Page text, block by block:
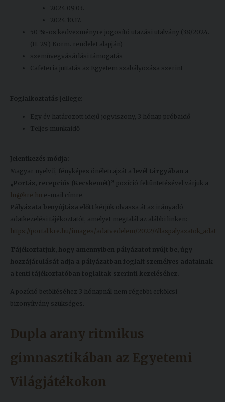
2024.09.03.
2024.10.17.
50 %-os kedvezményre jogosító utazási utalvány (38/2024.
(II. 29.) Korm. rendelet alapján)
szemüvegvásárlási támogatás
Cafeteria juttatás az Egyetem szabályozása szerint
Foglalkoztatás jellege:
Egy év határozott idejű jogviszony, 3 hónap próbaidő
Teljes munkaidő
Jelentkezés módja:
Magyar nyelvű, fényképes önéletrajzát a levél tárgyában a
„Portás, recepciós (Kecskemét)” pozíció feltüntetésével várjuk a
hr@kre.hu e-mail címre.
Pályázata benyújtása előtt kérjük olvassa át az irányadó
adatkezelési tájékoztatót, amelyet megtalál az alábbi linken:
https://portal.kre.hu/images/adatvedelem/2022/
Tájékoztatjuk, hogy amennyiben pályázatot nyújt be, úgy
hozzájárulását adja a pályázatban foglalt személyes adatainak
a fenti tájékoztatóban foglaltak szerinti kezeléséhez.
A pozíció betöltéséhez 3 hónapnál nem régebbi erkölcsi
bizonyítvány szükséges.
Dupla arany ritmikus
gimnasztikában az Egyetemi
Világjátékokon